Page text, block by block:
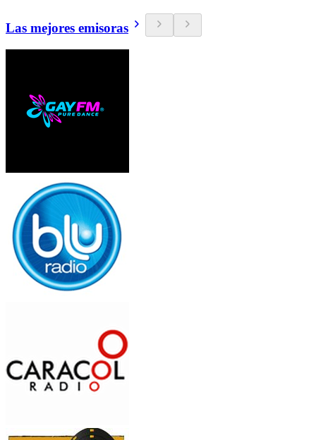
Las mejores emisoras